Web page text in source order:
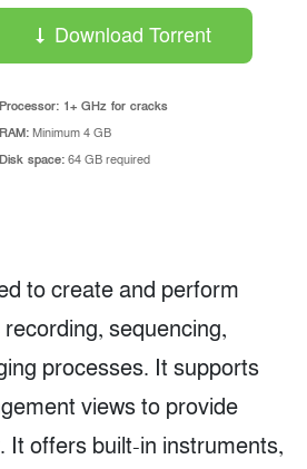
Download Torrent
Processor: 1+ GHz for cracks
RAM: Minimum 4 GB
Disk space: 64 GB required
to create and perform
sequencing,
processes. It supports
views to provide
It offers built-in instruments,